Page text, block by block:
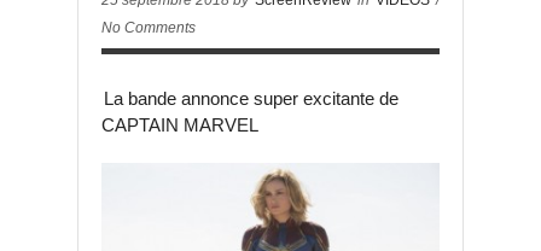
No Comments
La bande annonce super excitante de
CAPTAIN MARVEL